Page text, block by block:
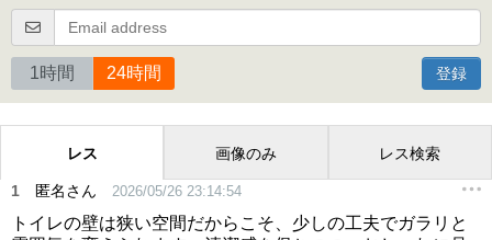
1時間 24時間 登録
レス 画像のみ レス検索
1 匿名さん 2026/05/26 23:14:54
トイレの壁は狭い空間だからこそ、少しの工夫でガラリと